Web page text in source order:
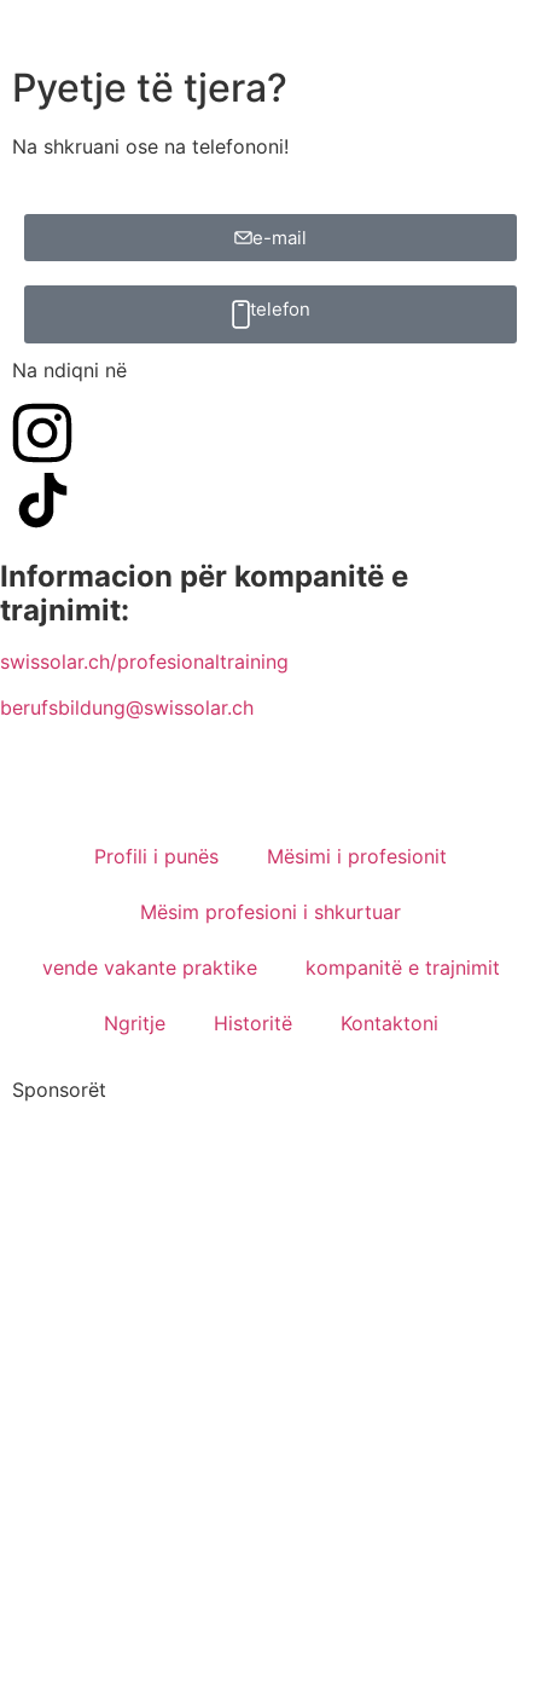
Pyetje të tjera?
Na shkruani ose na telefononi!
e-mail
telefon
Na ndiqni në
Informacion për kompanitë e
trajnimit:
swissolar.ch/profesionaltraining
berufsbildung@swissolar.ch
Profili i punës Mësimi i profesionit
Mësim profesioni i shkurtuar
vende vakante praktike kompanitë e trajnimit
Ngritje Historitë Kontaktoni
Sponsorët